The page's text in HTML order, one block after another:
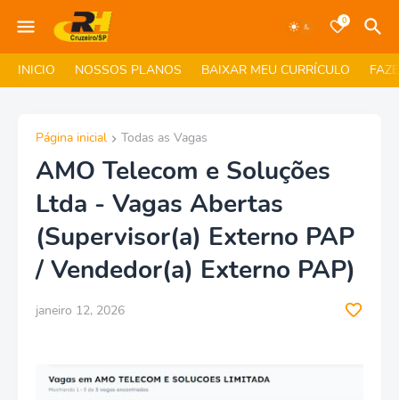
0
INICIO NOSSOS PLANOS BAIXAR MEU CURRÍCULO
Página inicial Todas as Vagas
AMO Telecom e Soluções
Ltda - Vagas Abertas
(Supervisor(a) Externo PAP
/ Vendedor(a) Externo PAP)
janeiro 12, 2026